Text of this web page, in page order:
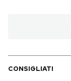
CONSIGLIATI